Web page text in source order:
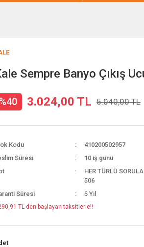
Sempre Banyo Çıkış
%40 3.024,00 TL 5.040,00 TL
Kodu
410200502957
Süresi
10 iş günü
HER TÜRLÜ
506
Süresi
5 Yıl
TL den başlayan taksitlerle!!